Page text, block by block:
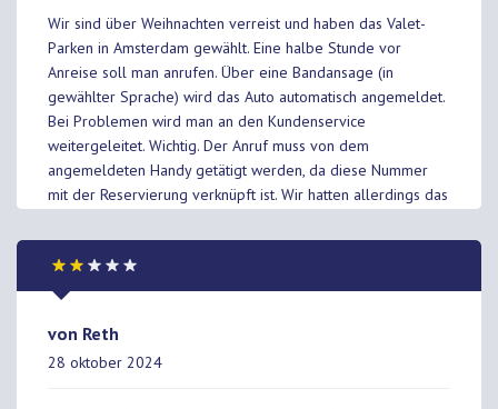
Wir sind über Weihnachten verreist und haben das Valet-
Parken in Amsterdam gewählt. Eine halbe Stunde vor
Anreise soll man anrufen. Über eine Bandansage (in
gewählter Sprache) wird das Auto automatisch angemeldet.
Bei Problemen wird man an den Kundenservice
weitergeleitet. Wichtig. Der Anruf muss von dem
angemeldeten Handy getätigt werden, da diese Nummer
mit der Reservierung verknüpft ist. Wir hatten allerdings das
keine Reservierung vorlag. Daher wurden wir zum
Kundenservice weitergeleitet. Aufgrund unserer schlechten
Englisch-Kenntnisse wurde das Gespräch vom Parkservice
wenige Minuten später meldete sich jemand, der etwas
Deutsch sprach und uns mitteilte, dass wir bei einem
von Reth
28 oktober 2024